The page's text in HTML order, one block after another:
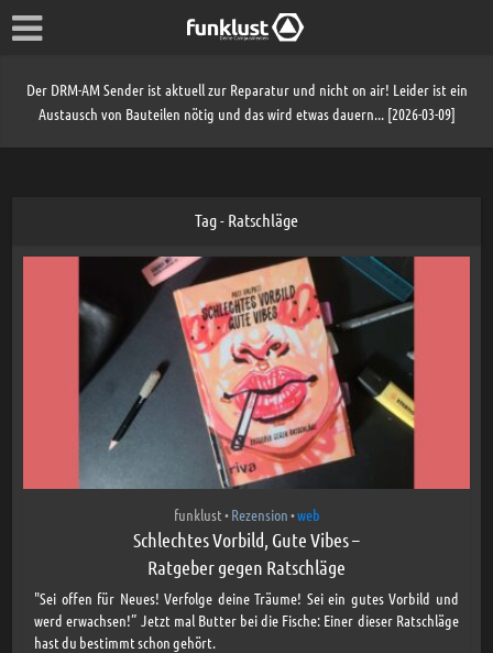
Der DRM-AM Sender ist aktuell zur Reparatur und nicht on air! Leider ist ein
Austausch von Bauteilen nötig und das wird etwas dauern... [2026-03-09]
Tag - Ratschläge
funklust• Rezension•web
Schlechtes Vorbild, Gute Vibes –
Ratgeber gegen Ratschläge
"Sei offen für Neues! Verfolge deine Träume! Sei ein gutes Vorbild und
werd erwachsen!” Jetzt mal Butter bei die Fische: Einer dieser Ratschläge
hast du bestimmt schon gehört.